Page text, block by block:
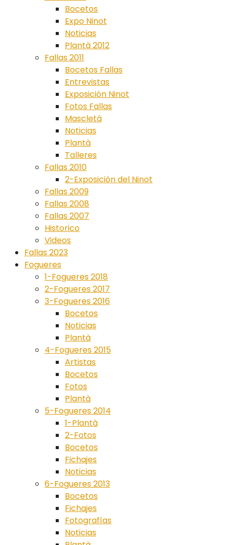
Bocetos
Expo Ninot
Noticias
Plantà 2012
Fallas 2011
Bocetos Fallas
Entrevistas
Exposición Ninot
Fotos Fallas
Mascletá
Noticias
Plantà
Talleres
Fallas 2010
2-Exposición del Ninot
Fallas 2009
Fallas 2008
Fallas 2007
Historico
Videos
Fallas 2023
Fogueres
1-Fogueres 2018
2-Fogueres 2017
3-Fogueres 2016
Bocetos
Noticias
Plantà
4-Fogueres 2015
Artistas
Bocetos
Fotos
Plantà
5-Fogueres 2014
1-Plantà
2-Fotos
Bocetos
Fichajes
Noticias
6-Fogueres 2013
Bocetos
Fichajes
Fotografías
Noticias